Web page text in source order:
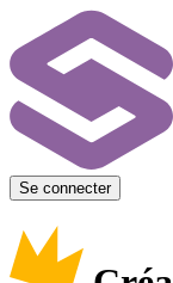
Se connecter